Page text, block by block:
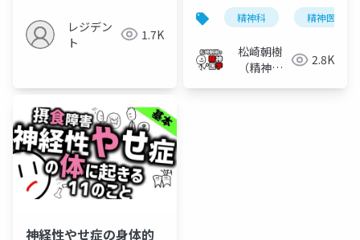
レジデン
ト
1.7K
精神科 精神医学
松崎朝樹
（精神科
2.8K
神経性やせ症の身体的